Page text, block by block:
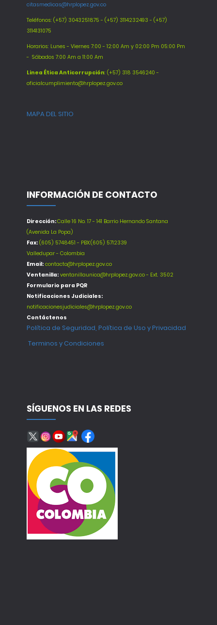
citasmedicas@hrplopez.gov.co
Teléfonos: (+57) 3043251875 - (+57) 3114232493 - (+57)
3114131075
Horarios: Lunes - Viernes 7:00 - 12:00 Am y 02:00 Pm 05:00 Pm
- Sábados 7:00 Am a 11:00 Am
Línea Ética Anticorrupción: (+57) 318 3546240 -
oficialcumplimiento@hrplopez.gov.co
MAPA DEL SITIO
INFORMACIÓN DE CONTACTO
Dirección:Calle 16 No. 17 - 141 Barrio Hernando Santana
(Avenida La Popa)
Fax: (605) 5748451 - PBX:(605) 5712339
Valledupar - Colombia
Email: contacto@hrplopez.gov.co
Ventanilla: ventanillaunica@hrplopez.gov.co - Ext. 3502
Formulario para PQR
Notificaciones Judiciales:
notificacionesjudiciales@hrplopez.gov.co
Contáctenos
Política de Seguridad, Política de Uso y Privacidad
Terminos y Condiciones
SÍGUENOS EN LAS REDES